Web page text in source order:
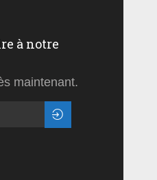
à notre
maintenant.